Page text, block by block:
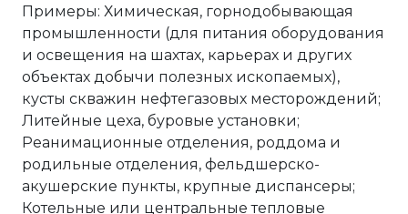
Примеры: Химическая, горнодобывающая
промышленности (для питания оборудования
и освещения на шахтах, карьерах и других
объектах добычи полезных ископаемых),
кусты скважин нефтегазовых месторождений;
Литейные цеха, буровые установки;
Реанимационные отделения, роддома и
родильные отделения, фельдшерско-
акушерские пункты, крупные диспансеры;
Котельные или центральные тепловые